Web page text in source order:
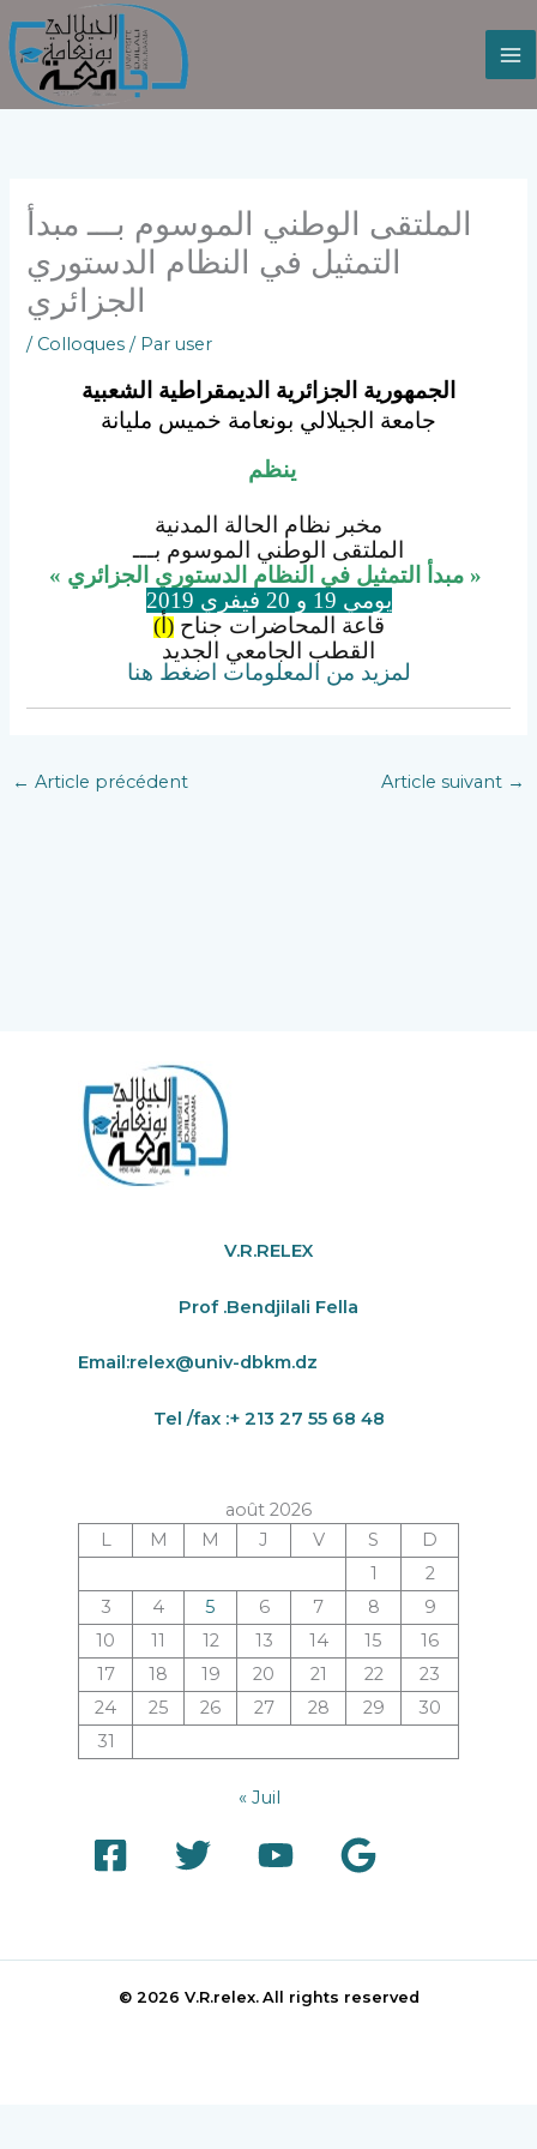
au
contenu
الملتقى الوطني الموسوم بـــ مبدأ
التمثيل في النظام الدستوري
الجزائري
/ Colloques / Paruser
الجمهورية الجزائرية الديمقراطية الشعبية
جامعة الجيلالي بونعامة خميس مليانة
ينظم
مخبر نظام الحالة المدنية
الملتقى الوطني الموسوم بـــ
« مبدأ التمثيل في النظام الدستوري الجزائري »
يومي 19 و 20 فيفري 2019
قاعة المحاضرات جناح) أ(
القطب الجامعي الجديد
لمزيد من المعلومات اضغط هنا
← Article précédent Article suivant →
V.R.RELEX
Prof .Bendjilali Fella
Email:relex@univ-dbkm.dz
Tel /fax :+ 213 27 55 68 48
août 2026
L
M M J V S
D
1
2
3
4 5 6 7 8
9
10
11 12 13 14 15
16
17
18 19 20 21 22
23
24
25 26 27 28 29
30
31
« Juil
© 2026 V.R.relex. All rights reserved